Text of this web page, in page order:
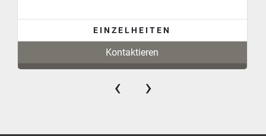
EINZELHEITEN
Kontaktieren
‹ ›